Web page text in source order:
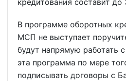
В программе оборотных
МСП не выступает
будут напрямую работать
эта программа по мере
подписывать договоры с